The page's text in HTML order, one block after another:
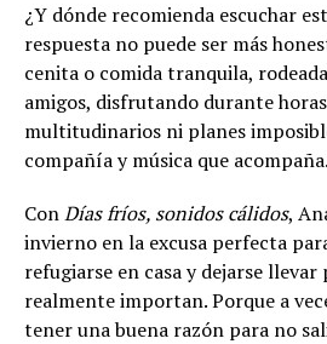
¿Y dónde recomienda escuchar
respuesta no puede ser más
cenita o comida tranquila,
amigos, disfrutando durante
multitudinarios ni planes
compañía y música que acompaña.
ConDías fríos, sonidos cálidos,
invierno en la excusa perfecta
refugiarse en casa y dejarse
realmente importan. Porque a
tener una buena razón para no